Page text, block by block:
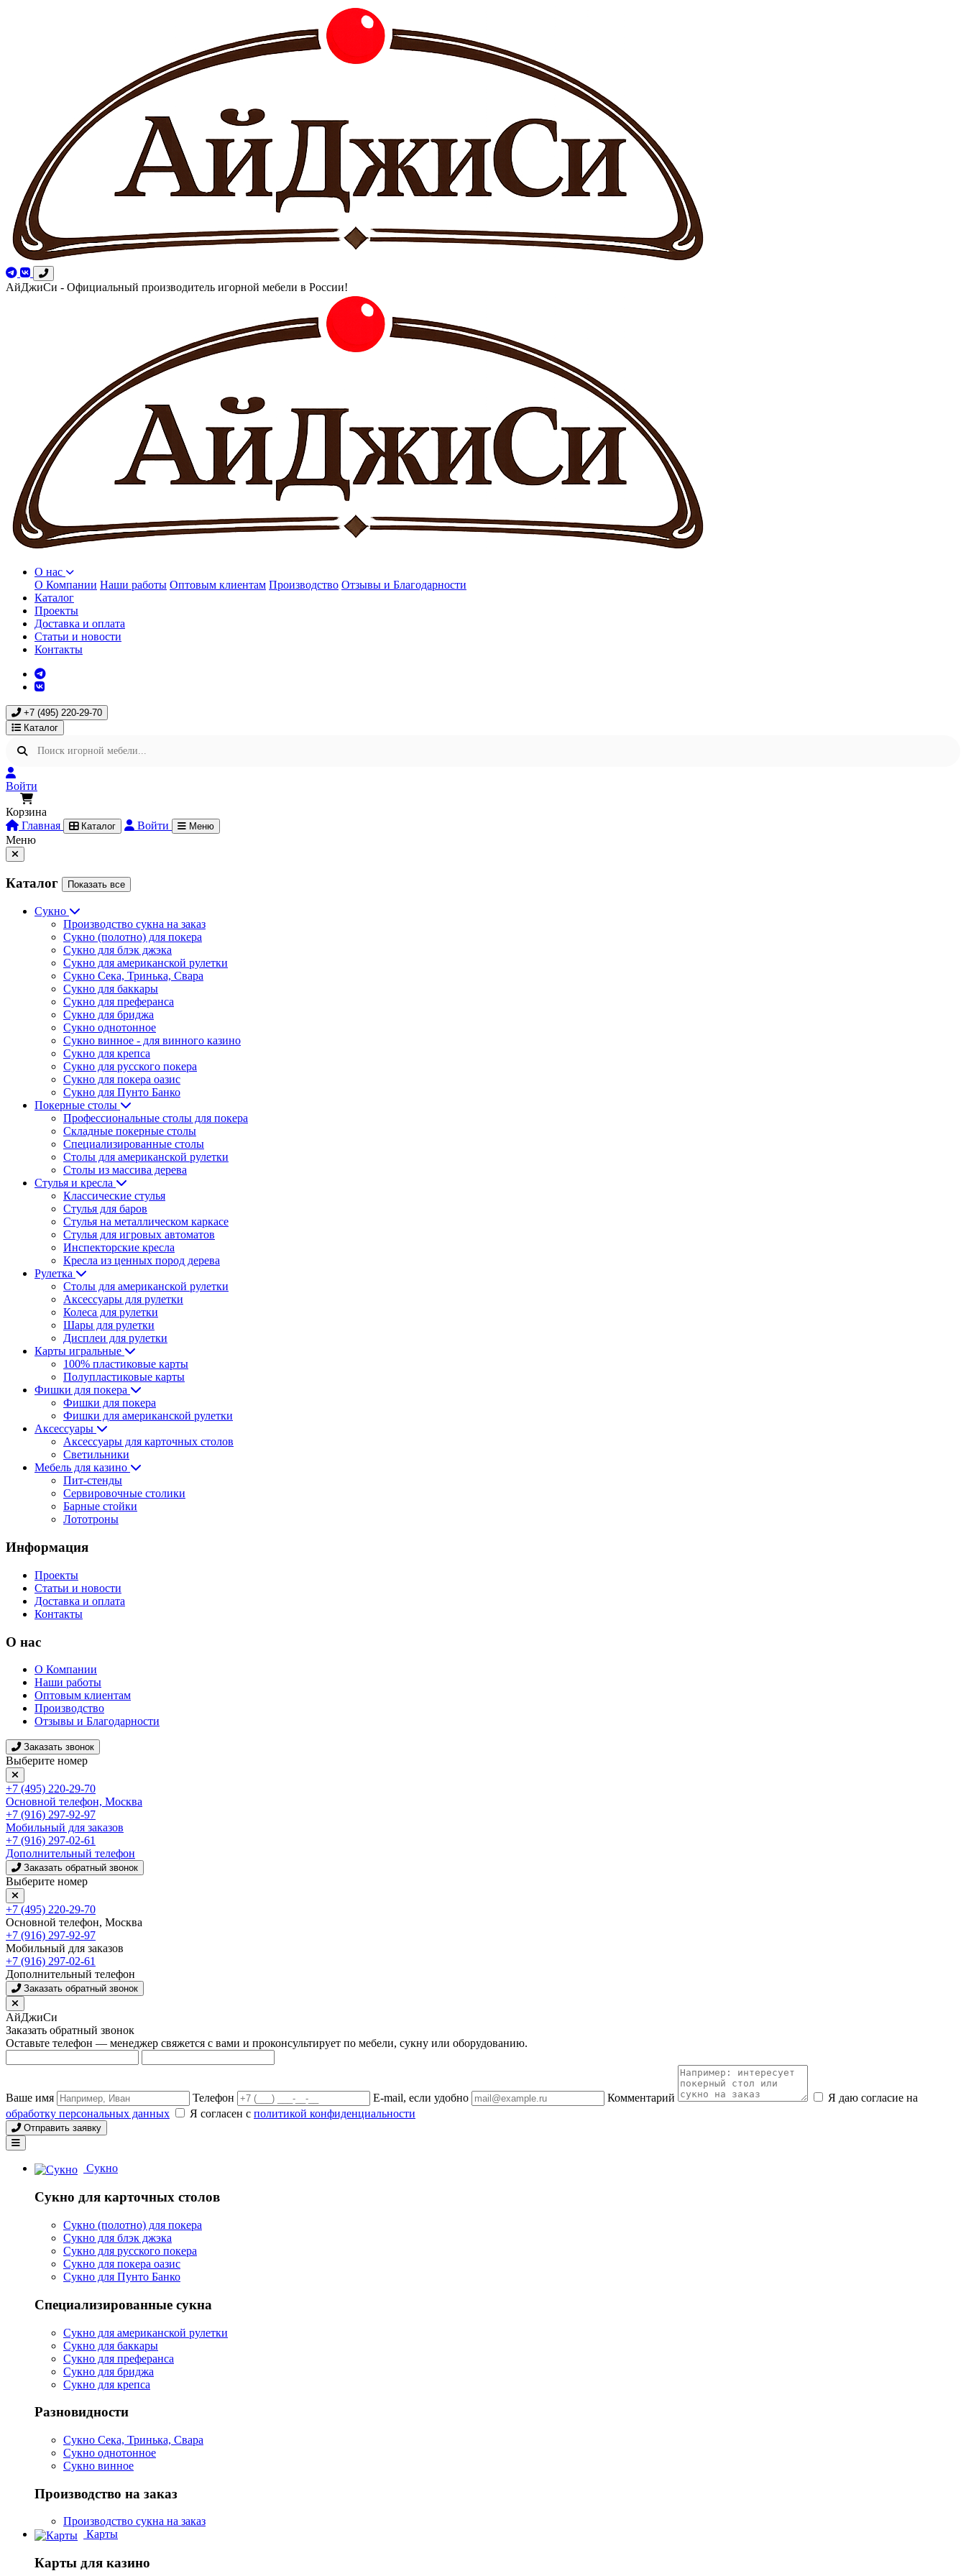
АйДжиСи - Официальный производитель игорной мебели в России!
О нас
О Компании Наши работы Оптовым клиентам Производство Отзывы и Благодарности
Каталог
Проекты
Доставка и оплата
Статьи и новости
Контакты
+7 (495) 220-29-70
Каталог
Войти
Корзина
Главная
Каталог Войти Меню
Меню
Каталог Показать все
Сукно
Производство сукна на заказ
Сукно (полотно) для покера
Сукно для блэк джэка
Сукно для американской рулетки
Сукно Сека, Тринька, Свара
Сукно для баккары
Сукно для преферанса
Сукно для бриджа
Сукно однотонное
Сукно винное - для винного казино
Сукно для крепса
Сукно для русского покера
Сукно для покера оазис
Сукно для Пунто Банко
Покерные столы
Профессиональные столы для покера
Складные покерные столы
Специализированные столы
Столы для американской рулетки
Столы из массива дерева
Стулья и кресла
Классические стулья
Стулья для баров
Стулья на металлическом каркасе
Стулья для игровых автоматов
Инспекторские кресла
Кресла из ценных пород дерева
Рулетка
Столы для американской рулетки
Аксессуары для рулетки
Колеса для рулетки
Шары для рулетки
Дисплеи для рулетки
Карты игральные
100% пластиковые карты
Полупластиковые карты
Фишки для покера
Фишки для покера
Фишки для американской рулетки
Аксессуары
Аксессуары для карточных столов
Светильники
Мебель для казино
Пит-стенды
Сервировочные столики
Барные стойки
Лототроны
Информация
Проекты
Статьи и новости
Доставка и оплата
Контакты
О нас
О Компании
Наши работы
Оптовым клиентам
Производство
Отзывы и Благодарности
Заказать звонок
Выберите номер
+7 (495) 220-29-70
Основной телефон, Москва
+7 (916) 297-92-97
Мобильный для заказов
+7 (916) 297-02-61
Дополнительный телефон
Заказать обратный звонок
Выберите номер
+7 (495) 220-29-70
Основной телефон, Москва
+7 (916) 297-92-97
Мобильный для заказов
+7 (916) 297-02-61
Дополнительный телефон
Заказать обратный звонок
АйДжиСи
Заказать обратный звонок
Оставьте телефон — менеджер свяжется с вами и проконсультирует по мебели, сукну или оборудованию.
Ваше имя Телефон E-mail, если удобно Комментарий
Я даю согласие на
обработку персональных данных
Я согласен с политикой конфиденциальности
Отправить заявку
Сукно
Сукно для карточных столов
Сукно (полотно) для покера
Сукно для блэк джэка
Сукно для русского покера
Сукно для покера оазис
Сукно для Пунто Банко
Специализированные сукна
Сукно для американской рулетки
Сукно для баккары
Сукно для преферанса
Сукно для бриджа
Сукно для крепса
Разновидности
Сукно Сека, Тринька, Свара
Сукно однотонное
Сукно винное
Производство на заказ
Производство сукна на заказ
Карты
Карты для казино